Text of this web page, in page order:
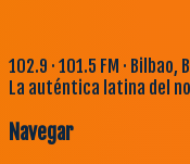
102.9 · 101.5 FM · Bilbao,
La auténtica latina del
Navegar